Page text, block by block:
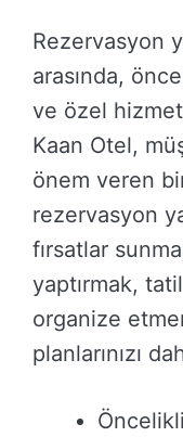
Rezervasyon
arasında,
ve özel
Kaan Otel,
önem veren
rezervasyon
fırsatlar
yaptırmak,
organize
planlarınızı